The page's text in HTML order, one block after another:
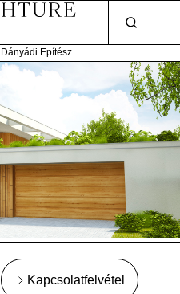
Dányádi Építész Stúdió
Kapcsolatfelvétel